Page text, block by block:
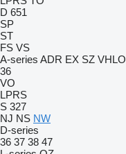
D 651
SP
ST
FS VS
A-series ADR EX SZ VHLO
36
VO
LPRS
S 327
NJ NS NW
D-series
36 37 38 47